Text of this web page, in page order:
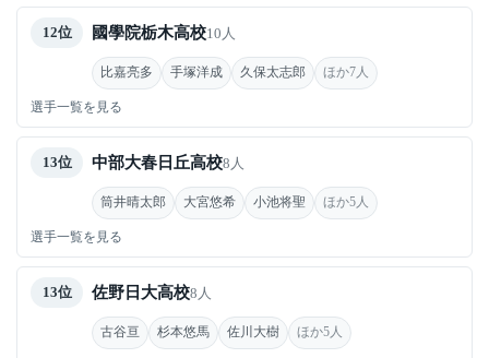
12位 國學院栃木高校10人
比嘉亮多 手塚洋成 久保太志郎 ほか7人
選手一覧を見る
13位 中部大春日丘高校8人
筒井晴太郎 大宮悠希 小池将聖 ほか5人
選手一覧を見る
13位 佐野日大高校8人
古谷亘 杉本悠馬 佐川大樹 ほか5人